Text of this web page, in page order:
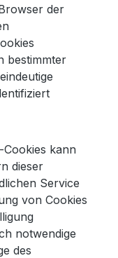
der
bestimmter
kann
dieser
Service
von Cookies
notwendige
des